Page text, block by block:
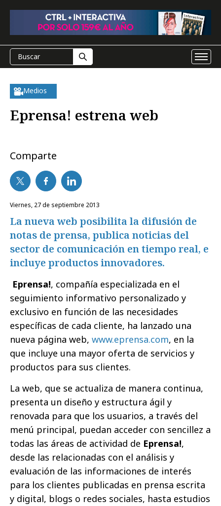
Medios
Eprensa! estrena web
Comparte
viernes, 27 de septiembre 2013
La nueva web posibilita la difusión de
notas de prensa, publica noticias del
sector de comunicación en tiempo real, e
incluye productos innovadores.
Eprensa!, compañía especializada en el
seguimiento informativo personalizado y
exclusivo en función de las necesidades
específicas de cada cliente, ha lanzado una
nueva página web, www.eprensa.com, en la
que incluye una mayor oferta de servicios y
productos para sus clientes.
La web, que se actualiza de manera continua,
presenta un diseño y estructura ágil y
renovada para que los usuarios, a través del
menú principal, puedan acceder con sencillez a
todas las áreas de actividad de Eprensa!,
desde las relacionadas con el análisis y
evaluación de las informaciones de interés
para los clientes publicadas en prensa escrita
y digital, blogs o redes sociales, hasta estudios